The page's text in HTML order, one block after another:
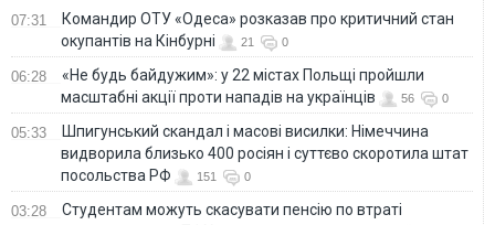
07:31
Командир ОТУ «Одеса» розказав про критичний стан
окупантів на Кінбурні
21 0
06:28
«Не будь байдужим»: у 22 містах Польщі пройшли
масштабні акції проти нападів на українців
56 0
05:33
Шпигунський скандал і масові висилки: Німеччина
видворила близько 400 росіян і суттєво скоротила штат
посольства РФ
151 0
03:28
Студентам можуть скасувати пенсію по втраті